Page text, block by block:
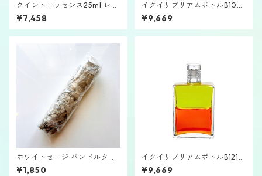
クイントエッセンス25ml レデ
ィポルシャ
¥7,458
イクイリブリアムボトルB105
「大天使アズラエル」
¥9,669
ホワイトセージ バンドルタイ
プ
¥1,850
イクイリブリアムボトルB121
「プルトン」
¥9,669